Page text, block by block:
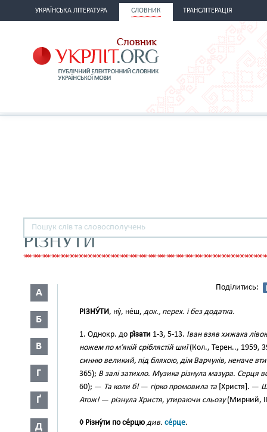
УКРАЇНСЬКА ЛІТЕРАТУРА СЛОВНИК ТРАНСЛІТЕРАЦІЯ
РІЗНУТИ
А
Б
В
Г
Ґ
Д
Поділитись:
РІЗНУ́ТИ, ну́, не́ш, док., перех. і без додатка.
1. Однокр. до рі́зати 1-3, 5-13. Іван взяв хижака
ножем по м’якій сріблястій шиї(Кол., Терен.., 1959,
синню великий, під бляхою, дім Варчуків, неначе
365); В залі затихло. Музика різнула мазура. Серця
60); — Та коли б!— гірко промовила та [Христя]. —
Атож!— різнула Христя, утираючи сльозу(Мирний,
◊ Різну́ти по се́рцю див. се́рце.